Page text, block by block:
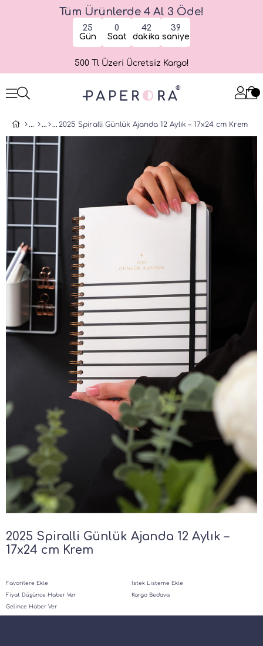
Tüm Ürünlerde 4 Al 3 Öde!
25
Gün
0
Saat
42
dakika
39
saniye
500 Tl Üzeri Ücretsiz Kargo!
2025 Spiralli Günlük Ajanda 12 Aylık – 17x24 cm Krem
2025 Spiralli Günlük Ajanda 12 Aylık –
17x24 cm Krem
Favorilere Ekle
İstek Listeme Ekle
Fiyat Düşünce Haber Ver
Kargo Bedava
Gelince Haber Ver